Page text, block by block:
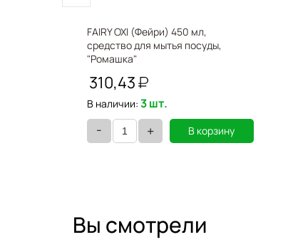
FAIRY OXI (Фейри) 450 мл,
средство для мытья посуды,
"Ромашка"
310,43
В наличии: 3 шт.
- + В корзину
Вы смотрели